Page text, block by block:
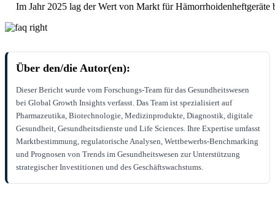
Im Jahr 2025 lag der Wert von Markt für
Über den/die Autor(en):
Dieser Bericht wurde vom Forschungs-Team für das Gesundheitswesen
bei Global Growth Insights verfasst. Das Team ist spezialisiert auf
Pharmazeutika, Biotechnologie, Medizinprodukte, Diagnostik, digitale
Gesundheit, Gesundheitsdienste und Life Sciences. Ihre Expertise umfasst
Marktbestimmung, regulatorische Analysen, Wettbewerbs-Benchmarking
und Prognosen von Trends im Gesundheitswesen zur Unterstützung
strategischer Investitionen und des Geschäftswachstums.